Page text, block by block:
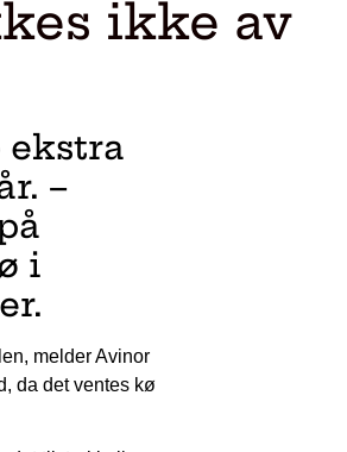
ikke av
ekstra
–
i
melder Avinor
da det ventes kø